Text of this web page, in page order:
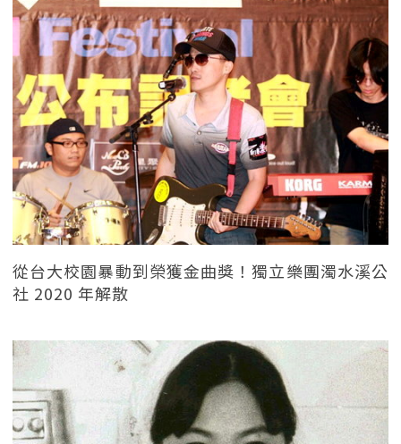
從台大校園暴動到榮獲金曲獎！獨立樂團濁水溪公
社 2020 年解散